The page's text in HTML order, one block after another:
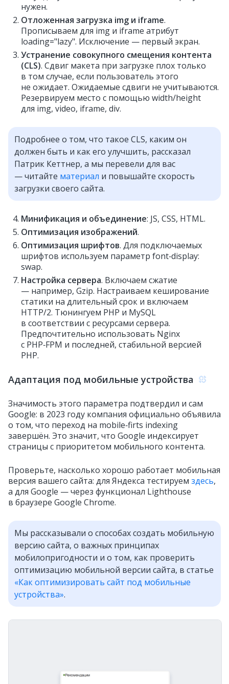
нужен.
Отложенная загрузка img и iframe.
Прописываем для img и iframe атрибут
loading="lazy". Исключение — первый экран.
Устранение совокупного смещения контента
(CLS). Сдвиг макета при загрузке плох только
в том случае, если пользователь этого
не ожидает. Ожидаемые сдвиги не учитываются.
Резервируем место с помощью width/height
для img, video, iframe, div.
Подробнее о том, что такое CLS, каким он
должен быть и как его улучшить, рассказал
Патрик Кеттнер, а мы перевели для вас
— читайте материал и повышайте скорость
загрузки своего сайта.
Минификация и объединение: JS, CSS, HTML.
Оптимизация изображений.
Оптимизация шрифтов. Для подключаемых
шрифтов используем параметр font‑display:
swap.
Настройка сервера. Включаем сжатие
— например, Gzip. Настраиваем кеширование
статики на длительный срок и включаем
HTTP/2. Тюнингуем PHP и MySQL
в соответствии с ресурсами сервера.
Предпочтительно использовать Nginx
с PHP‑FPM и последней, стабильной версией
PHP.
Адаптация под мобильные устройства
Значимость этого параметра подтвердил и сам
Google: в 2023 году компания официально объявила
о том, что переход на mobile‑firts indexing
завершён. Это значит, что Google индексирует
страницы с приоритетом мобильного контента.
Проверьте, насколько хорошо работает мобильная
версия вашего сайта: для Яндекса тестируем здесь,
а для Google — через функционал Lighthouse
в браузере Google Chrome.
Мы рассказывали о способах создать мобильную
версию сайта, о важных принципах
мобилопригодности и о том, как проверить
оптимизацию мобильной версии сайта, в статье
«Как оптимизировать сайт под мобильные
устройства».